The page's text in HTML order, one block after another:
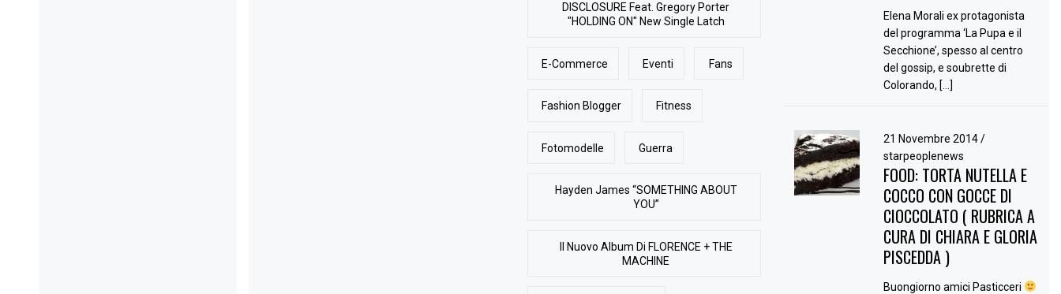
DISCLOSURE Feat. Gregory Porter
"HOLDING ON" New Single Latch
E-Commerce Eventi Fans
Fashion Blogger Fitness
Fotomodelle Guerra
Hayden James “SOMETHING ABOUT
YOU”
Il Nuovo Album Di FLORENCE + THE
MACHINE
Elena Morali ex protagonista
del programma ‘La Pupa e il
Secchione’, spesso al centro
del gossip, e soubrette di
Colorando, […]
21 Novembre 2014/
starpeoplenews
FOOD: TORTA NUTELLA E
COCCO CON GOCCE DI
CIOCCOLATO ( RUBRICA A
CURA DI CHIARA E GLORIA
PISCEDDA )
Buongiorno amici Pasticceri